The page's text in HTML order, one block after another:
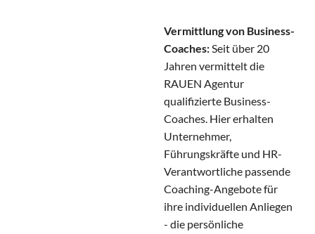
Vermittlung von Business-
Coaches:Seit über 20
Jahren vermittelt die
RAUEN Agentur
qualifizierte Business-
Coaches. Hier erhalten
Unternehmer,
Führungskräfte und HR-
Verantwortliche passende
Coaching-Angebote für
ihre individuellen Anliegen
- die persönliche